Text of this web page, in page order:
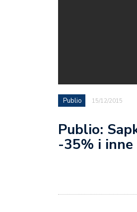
Publio 15/12/2015
Publio:
-35% i inne